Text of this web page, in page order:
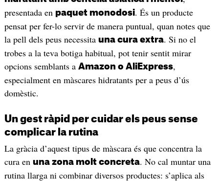
presentada en paquet monodosi. És un producte
pensat per fer-lo servir de manera puntual, quan notes que
la pell dels peus necessita una cura extra. Si no el
trobes a la teva botiga habitual, pot tenir sentit mirar
opcions semblants a Amazon o AliExpress,
especialment en màscares hidratants per a peus d’ús
domèstic.
Un gest ràpid per cuidar els peus sense
complicar la rutina
La gràcia d’aquest tipus de màscara és que concentra la
cura en una zona molt concreta. No cal muntar una
rutina llarga ni combinar diversos productes: s’aplica als